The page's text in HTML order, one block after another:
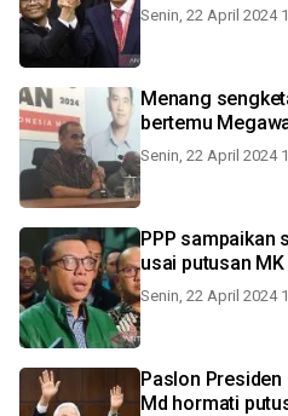
Senin, 22 April 2024
Menang
bertemu
Senin, 22 April 2024
PPP sampaikan
usai putusan
Senin, 22 April 2024
Paslon
Md hormati